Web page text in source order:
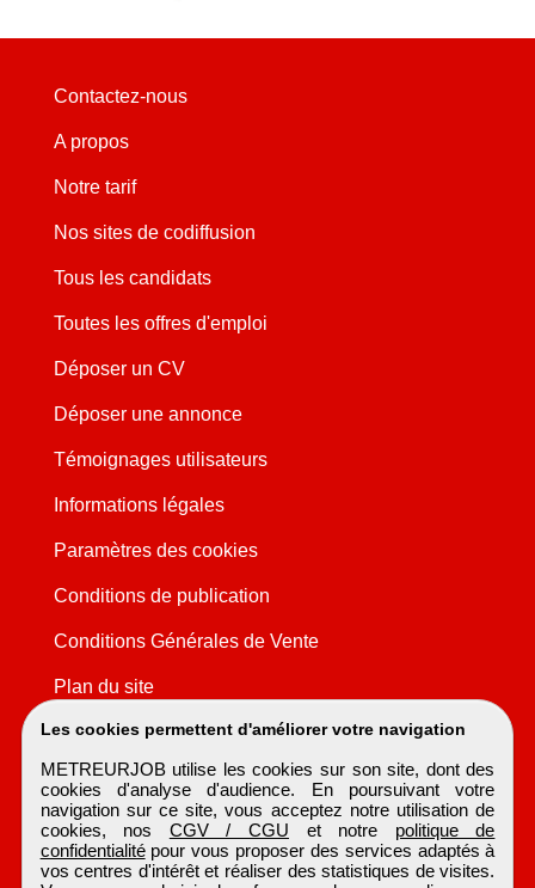
Les cookies permettent d'améliorer votre navigation
METREURJOB utilise les cookies sur son site, dont des
cookies d'analyse d'audience. En poursuivant votre
navigation sur ce site, vous acceptez notre utilisation de
cookies, nos CGV / CGU et notre politique de
confidentialitépour vous proposer des services adaptés à
vos centres d'intérêt et réaliser des statistiques de visites.
Contactez-nous
A propos
Notre tarif
Nos sites de codiffusion
Tous les candidats
Toutes les offres d'emploi
Déposer un CV
Déposer une annonce
Témoignages utilisateurs
Informations légales
Paramètres des cookies
Conditions de publication
Conditions Générales de Vente
Plan du site